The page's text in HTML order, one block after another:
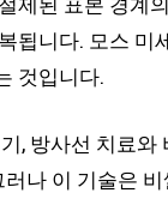
됩니다. 모스
것입니다.
, 방사선 치료
나 이 기술은